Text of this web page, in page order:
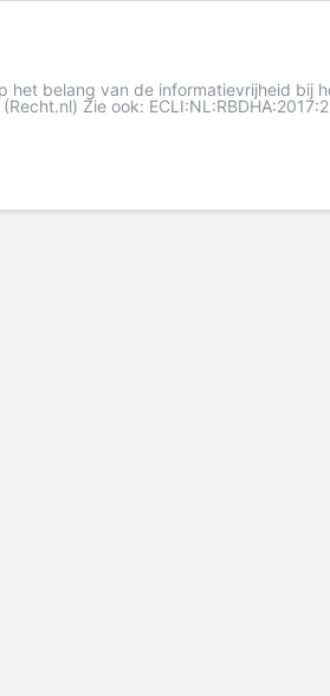
belang van de informatievrijheid bij
Zie ook: